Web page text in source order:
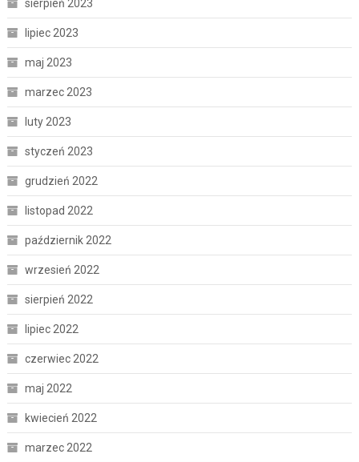
sierpień 2023
lipiec 2023
maj 2023
marzec 2023
luty 2023
styczeń 2023
grudzień 2022
listopad 2022
październik 2022
wrzesień 2022
sierpień 2022
lipiec 2022
czerwiec 2022
maj 2022
kwiecień 2022
marzec 2022